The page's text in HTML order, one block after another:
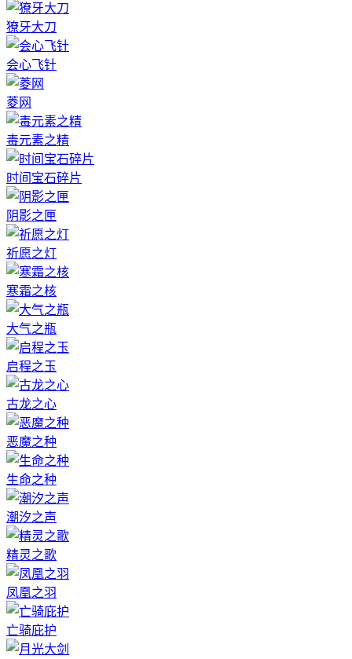
獠牙大刀
会心飞针
菱网
毒元素之精
时间宝石碎片
阴影之匣
祈愿之灯
寒霜之核
大气之瓶
启程之玉
古龙之心
恶魔之种
生命之种
潮汐之声
精灵之歌
凤凰之羽
亡骑庇护